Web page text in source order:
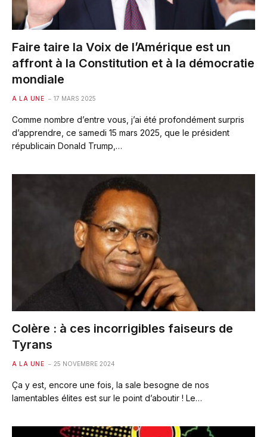
Faire taire la Voix de l’Amérique est un
affront à la Constitution et à la démocratie
mondiale
A LA UNE 17 MARS 2025
Comme nombre d’entre vous, j’ai été profondément surpris
d’apprendre, ce samedi 15 mars 2025, que le président
républicain Donald Trump,…
Colère : à ces incorrigibles faiseurs de
Tyrans
A LA UNE 25 NOVEMBRE 2024
Ça y est, encore une fois, la sale besogne de nos
lamentables élites est sur le point d’aboutir ! Le…